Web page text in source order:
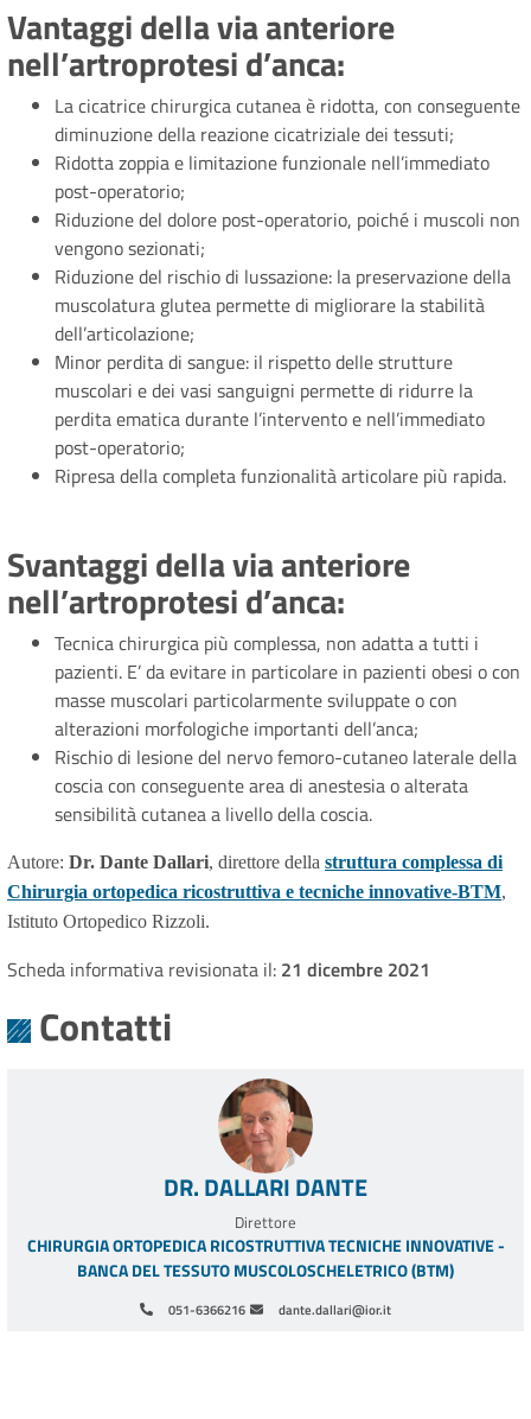
Vantaggi della via anteriore
nell’artroprotesi d’anca:
La cicatrice chirurgica cutanea è ridotta, con conseguente
diminuzione della reazione cicatriziale dei tessuti;
Ridotta zoppia e limitazione funzionale nell’immediato
post-operatorio;
Riduzione del dolore post-operatorio, poiché i muscoli non
vengono sezionati;
Riduzione del rischio di lussazione: la preservazione della
muscolatura glutea permette di migliorare la stabilità
dell’articolazione;
Minor perdita di sangue: il rispetto delle strutture
muscolari e dei vasi sanguigni permette di ridurre la
perdita ematica durante l’intervento e nell’immediato
post-operatorio;
Ripresa della completa funzionalità articolare più rapida.
Svantaggi della via anteriore
nell’artroprotesi d’anca:
Tecnica chirurgica più complessa, non adatta a tutti i
pazienti. E’ da evitare in particolare in pazienti obesi o con
masse muscolari particolarmente sviluppate o con
alterazioni morfologiche importanti dell’anca;
Rischio di lesione del nervo femoro-cutaneo laterale della
coscia con conseguente area di anestesia o alterata
sensibilità cutanea a livello della coscia.
Autore: Dr. Dante Dallari, direttore della struttura complessa di
Chirurgia ortopedica ricostruttiva e tecniche innovative-BTM,
Istituto Ortopedico Rizzoli.
Scheda informativa revisionata il: 21 dicembre 2021
Contatti
051-6366216 dante.dallari@ior.it
DR. DALLARI DANTE
Direttore
CHIRURGIA ORTOPEDICA RICOSTRUTTIVA TECNICHE INNOVATIVE -
BANCA DEL TESSUTO MUSCOLOSCHELETRICO (BTM)